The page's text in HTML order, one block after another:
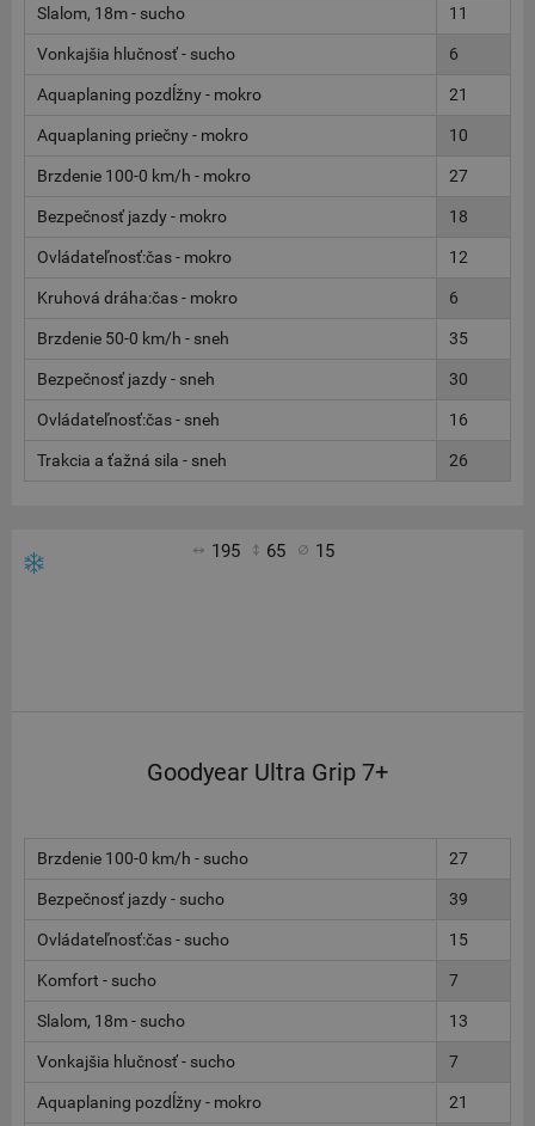
Slalom, 18m - sucho 11
Vonkajšia hlučnosť - sucho 6
Aquaplaning pozdĺžny - mokro 21
Aquaplaning priečny - mokro 10
Brzdenie 100-0 km/h - mokro 27
Bezpečnosť jazdy - mokro 18
Ovládateľnosť:čas - mokro 12
Kruhová dráha:čas - mokro 6
Brzdenie 50-0 km/h - sneh 35
Bezpečnosť jazdy - sneh 30
Ovládateľnosť:čas - sneh 16
Trakcia a ťažná sila - sneh 26
195 65 15
Goodyear Ultra Grip 7+
Brzdenie 100-0 km/h - sucho 27
Bezpečnosť jazdy - sucho 39
Ovládateľnosť:čas - sucho 15
Komfort - sucho 7
Slalom, 18m - sucho 13
Vonkajšia hlučnosť - sucho 7
Aquaplaning pozdĺžny - mokro 21